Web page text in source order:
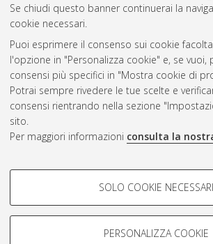
Se chiudi questo banner continuerai la
cookie necessari.
Puoi esprimere il consenso sui cookie
l'opzione in "Personalizza cookie" e, se vuoi,
consensi più specifici in "Mostra cookie di
Potrai sempre rivedere le tue scelte e
consensi rientrando nella sezione
sito.
Per maggiori informazioni consulta la
COOKIE DI PROFILAZIONE -
Si tratta di cookie utilizzati per analizzare
navigazione degli utenti, creare profili in base
SOLO COOKIE NECESSARI
PERSONALIZZA COOKIE
Atom
Rss 1.0
Rss 2.0
ISSN: 2038-7946
Impostazioni Cookie
Informativa sulla privacy
Condizioni d’uso del sito